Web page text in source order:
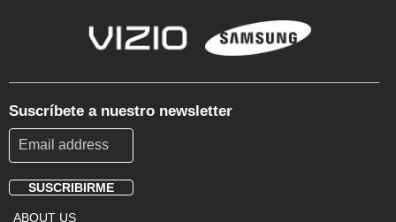
Suscríbete a nuestro newsletter
SUSCRIBIRME
ABOUT US